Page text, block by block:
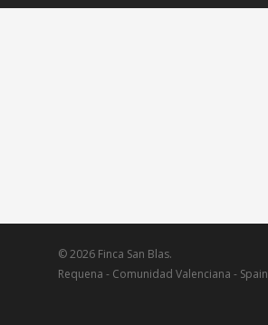
© 2026 Finca San Blas.
Requena - Comunidad Valenciana - Spain